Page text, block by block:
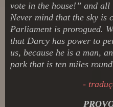
vote in the house!” and all
Never mind that the sky is
Parliament is prorogued.
that Darcy has power to
us, because he is a man,
park that is ten miles
-